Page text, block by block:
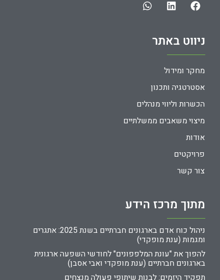
ניווט באתר
מחקר ומידול
אסטרטגיה ותכנון
הכשרות וליווי מנהלים
מיצוי משאבים ממשלתיים
אודות
פרויקטים
צור קשר
מתוך מרכז הידע
ניהול כוח אדם בארגונים חברתיים בשנת 2025: אתגרים
ומגמות (ענת מופקדי)
להפוך את "עונת המלפפונים" לחודשי השפעה ארגונית
בארגונים חברתיים (ענת מופקדי ואבי אסבן)
תפקיד היזמים: לבנות שיתופי פעולה מנצחים